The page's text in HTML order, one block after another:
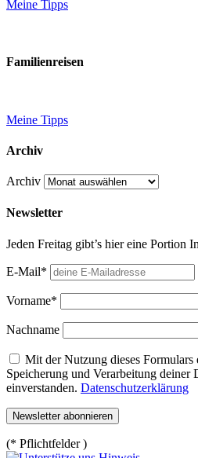
Meine Tipps
Familienreisen
Meine Tipps
Archiv
Archiv
Newsletter
Jeden Freitag gibt’s hier eine Portion
E-Mail*
Vorname*
Nachname
Mit der Nutzung dieses
Speicherung und Verarbeitung deiner
einverstanden. Datenschutzerklärung
(* Pflichtfelder )